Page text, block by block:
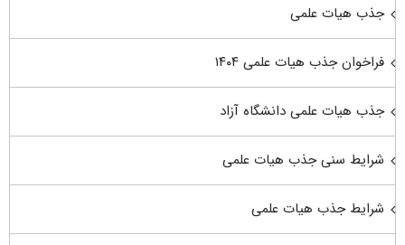
جذب هیات علمی
فراخوان جذب هیات علمی ۱۴۰۴
جذب هیات علمی دانشگاه آزاد
شرایط سنی جذب هیات علمی
شرایط جذب هیات علمی